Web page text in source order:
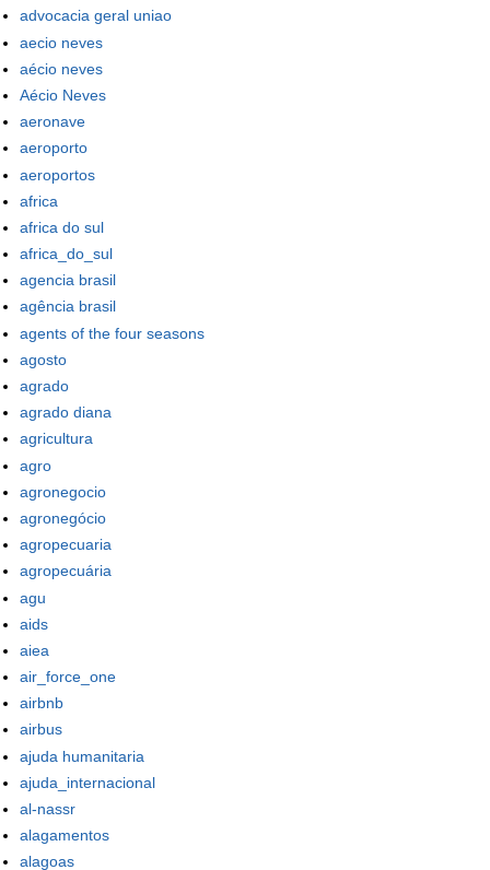
advocacia geral uniao
aecio neves
aécio neves
Aécio Neves
aeronave
aeroporto
aeroportos
africa
africa do sul
africa_do_sul
agencia brasil
agência brasil
agents of the four seasons
agosto
agrado
agrado diana
agricultura
agro
agronegocio
agronegócio
agropecuaria
agropecuária
agu
aids
aiea
air_force_one
airbnb
airbus
ajuda humanitaria
ajuda_internacional
al-nassr
alagamentos
alagoas